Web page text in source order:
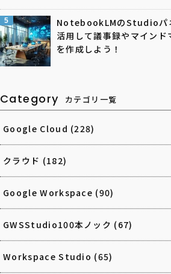
5
NotebookLMのStudioパ
活用して議事録やマインド
を作成しよう！
Category カテゴリ一覧
Google Cloud (228)
クラウド (182)
Google Workspace (90)
GWSStudio100本ノック (67)
Workspace Studio (65)